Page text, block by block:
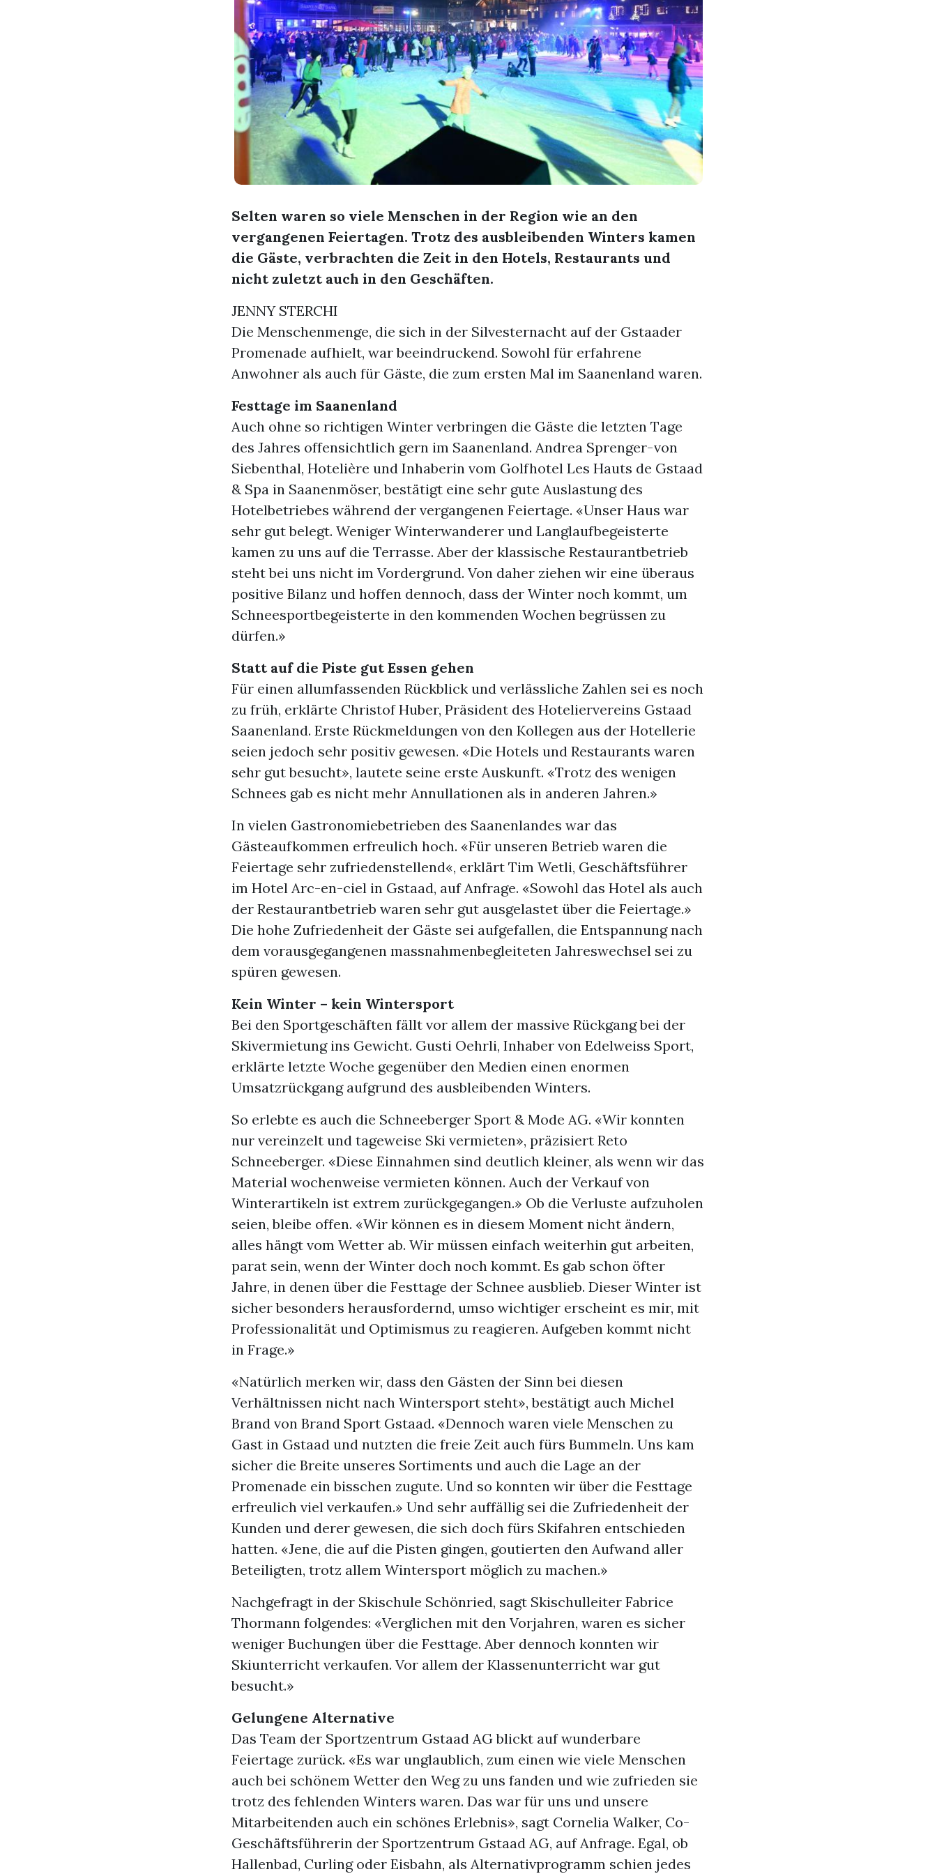
Selten waren so viele Menschen in der Region wie an den
vergangenen Feiertagen. Trotz des ausbleibenden Winters kamen
die Gäste, verbrachten die Zeit in den Hotels, Restaurants und
nicht zuletzt auch in den Geschäften.
JENNY STERCHI
Die Menschenmenge, die sich in der Silvesternacht auf der Gstaader
Promenade aufhielt, war beeindruckend. Sowohl für erfahrene
Anwohner als auch für Gäste, die zum ersten Mal im Saanenland waren.
Festtage im Saanenland
Auch ohne so richtigen Winter verbringen die Gäste die letzten Tage
des Jahres offensichtlich gern im Saanenland. Andrea Sprenger-von
Siebenthal, Hotelière und Inhaberin vom Golfhotel Les Hauts de Gstaad
& Spa in Saanenmöser, bestätigt eine sehr gute Auslastung des
Hotelbetriebes während der vergangenen Feiertage. «Unser Haus war
sehr gut belegt. Weniger Winterwanderer und Langlaufbegeisterte
kamen zu uns auf die Terrasse. Aber der klassische Restaurantbetrieb
steht bei uns nicht im Vordergrund. Von daher ziehen wir eine überaus
positive Bilanz und hoffen dennoch, dass der Winter noch kommt, um
Schneesportbegeisterte in den kommenden Wochen begrüssen zu
dürfen.»
Statt auf die Piste gut Essen gehen
Für einen allumfassenden Rückblick und verlässliche Zahlen sei es noch
zu früh, erklärte Christof Huber, Präsident des Hoteliervereins Gstaad
Saanenland. Erste Rückmeldungen von den Kollegen aus der Hotellerie
seien jedoch sehr positiv gewesen. «Die Hotels und Restaurants waren
sehr gut besucht», lautete seine erste Auskunft. «Trotz des wenigen
Schnees gab es nicht mehr Annullationen als in anderen Jahren.»
In vielen Gastronomiebetrieben des Saanenlandes war das
Gästeaufkommen erfreulich hoch. «Für unseren Betrieb waren die
Feiertage sehr zufriedenstellend«, erklärt Tim Wetli, Geschäftsführer
im Hotel Arc-en-ciel in Gstaad, auf Anfrage. «Sowohl das Hotel als auch
der Restaurantbetrieb waren sehr gut ausgelastet über die Feiertage.»
Die hohe Zufriedenheit der Gäste sei aufgefallen, die Entspannung nach
dem vorausgegangenen massnahmenbegleiteten Jahreswechsel sei zu
spüren gewesen.
Kein Winter – kein Wintersport
Bei den Sportgeschäften fällt vor allem der massive Rückgang bei der
Skivermietung ins Gewicht. Gusti Oehrli, Inhaber von Edelweiss Sport,
erklärte letzte Woche gegenüber den Medien einen enormen
Umsatzrückgang aufgrund des ausbleibenden Winters.
So erlebte es auch die Schneeberger Sport & Mode AG. «Wir konnten
nur vereinzelt und tageweise Ski vermieten», präzisiert Reto
Schneeberger. «Diese Einnahmen sind deutlich kleiner, als wenn wir das
Material wochenweise vermieten können. Auch der Verkauf von
Winterartikeln ist extrem zurückgegangen.» Ob die Verluste aufzuholen
seien, bleibe offen. «Wir können es in diesem Moment nicht ändern,
alles hängt vom Wetter ab. Wir müssen einfach weiterhin gut arbeiten,
parat sein, wenn der Winter doch noch kommt. Es gab schon öfter
Jahre, in denen über die Festtage der Schnee ausblieb. Dieser Winter ist
sicher besonders herausfordernd, umso wichtiger erscheint es mir, mit
Professionalität und Optimismus zu reagieren. Aufgeben kommt nicht
in Frage.»
«Natürlich merken wir, dass den Gästen der Sinn bei diesen
Verhältnissen nicht nach Wintersport steht», bestätigt auch Michel
Brand von Brand Sport Gstaad. «Dennoch waren viele Menschen zu
Gast in Gstaad und nutzten die freie Zeit auch fürs Bummeln. Uns kam
sicher die Breite unseres Sortiments und auch die Lage an der
Promenade ein bisschen zugute. Und so konnten wir über die Festtage
erfreulich viel verkaufen.» Und sehr auffällig sei die Zufriedenheit der
Kunden und derer gewesen, die sich doch fürs Skifahren entschieden
hatten. «Jene, die auf die Pisten gingen, goutierten den Aufwand aller
Beteiligten, trotz allem Wintersport möglich zu machen.»
Nachgefragt in der Skischule Schönried, sagt Skischulleiter Fabrice
Thormann folgendes: «Verglichen mit den Vorjahren, waren es sicher
weniger Buchungen über die Festtage. Aber dennoch konnten wir
Skiunterricht verkaufen. Vor allem der Klassenunterricht war gut
besucht.»
Gelungene Alternative
Das Team der Sportzentrum Gstaad AG blickt auf wunderbare
Feiertage zurück. «Es war unglaublich, zum einen wie viele Menschen
auch bei schönem Wetter den Weg zu uns fanden und wie zufrieden sie
trotz des fehlenden Winters waren. Das war für uns und unsere
Mitarbeitenden auch ein schönes Erlebnis», sagt Cornelia Walker, Co-
Geschäftsführerin der Sportzentrum Gstaad AG, auf Anfrage. Egal, ob
Hallenbad, Curling oder Eisbahn, als Alternativprogramm schien jedes